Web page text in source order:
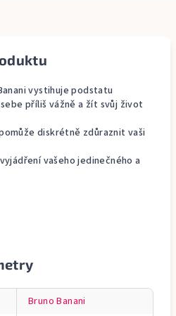
vystihuje podstatu
příliš vážně a žít svůj život
diskrétně zdůraznit vaši
vašeho jedinečného a
Bruno Banani